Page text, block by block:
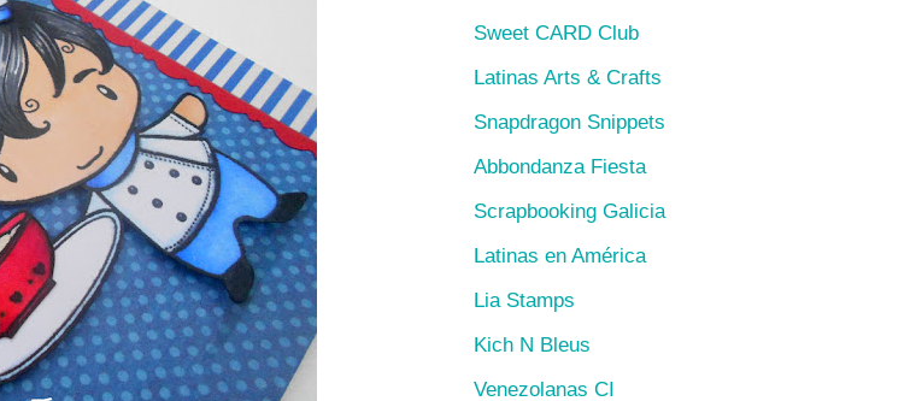
Sweet CARD Club
Latinas Arts & Crafts
Snapdragon Snippets
Abbondanza Fiesta
Scrapbooking Galicia
Latinas en América
Lia Stamps
Kich N Bleus
Venezolanas CI